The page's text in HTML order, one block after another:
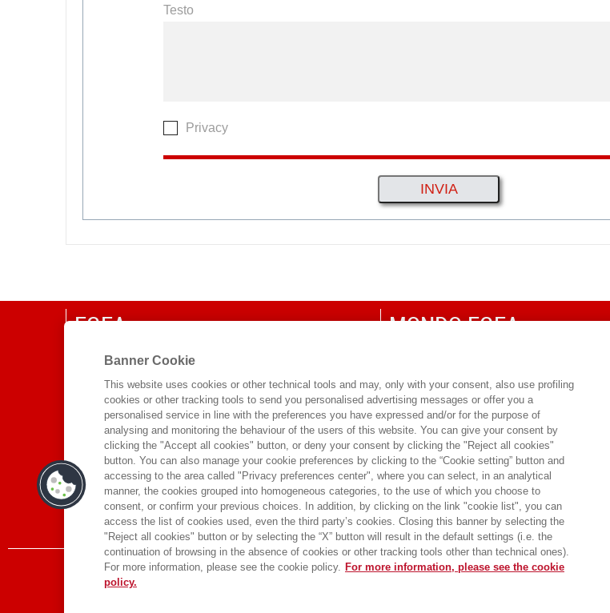
Testo
Privacy
EGEA
CHI SIAMO
COMITATO SCIENTIFICO
CODICE ETICO
WHISTLEBLOWING
CONTATTI
DISTRIBUZIONE
PRESTITO DIGITALE
MONDO EGEA
SDA BOCCONI SCHOOL OF
Banner Cookie
This website uses cookies or other technical tools and may, only with your consent, also use profiling
cookies or other tracking tools to send you personalised advertising messages or offer you a
personalised service in line with the preferences you have expressed and/or for the purpose of
analysing and monitoring the behaviour of the users of this website. You can give your consent by
clicking the "Accept all cookies" button, or deny your consent by clicking the "Reject all cookies"
button. You can also manage your cookie preferences by clicking to the “Cookie setting” button and
accessing to the area called "Privacy preferences center", where you can select, in an analytical
manner, the cookies grouped into homogeneous categories, to the use of which you choose to
consent, or confirm your previous choices. In addition, by clicking on the link "cookie list", you can
access the list of cookies used, even the third party’s cookies. Closing this banner by selecting the
"Reject all cookies" button or by selecting the “X” button will result in the default settings (i.e. the
continuation of browsing in the absence of cookies or other tracking tools other than technical ones).
For more information, please see the cookie policy. For more information, please see the cookie
policy.